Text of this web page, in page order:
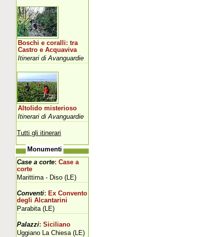
Boschi e coralli: tra
Castro e Acquaviva
Itinerari di Avanguardie
Altolido misterioso
Itinerari di Avanguardie
Tutti gli itinerari
Monumenti
Case a corte: Case a
corte
Marittima - Diso (LE)
Conventi: Ex Convento
degli Alcantarini
Parabita (LE)
Palazzi: Siciliano
Uggiano La Chiesa (LE)